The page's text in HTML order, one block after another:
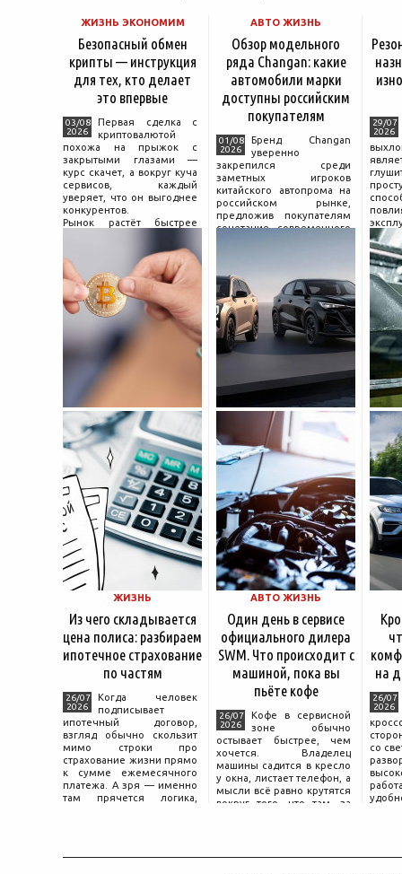
ЖИЗНЬ ЭКОНОМИМ
Безопасный обмен
крипты — инструкция
для тех, кто делает
это впервые
03/08
2026
Первая сделка с
криптовалютой
похожа на прыжок с
закрытыми глазами —
курс скачет, а вокруг куча
сервисов, каждый
уверяет, что он выгоднее
конкурентов.
Рынок растёт быстрее
поведения на нём.
Петербургские
криптообменники,
московские
АВТО ЖИЗНЬ
Обзор модельного
ряда Changan: какие
автомобили марки
доступны российским
покупателям
01/08
2026
Бренд Changan
уверенно
закрепился среди
заметных игроков
китайского автопрома на
российском рынке,
предложив покупателям
сочетание современного
насчитывает несколько
десятилетий
29/07
2026
и
ЖИЗНЬ
Из чего складывается
цена полиса: разбираем
ипотечное страхование
по частям
26/07
2026
Когда человек
подписывает
ипотечный договор,
взгляд обычно скользит
мимо строки про
страхование жизни прямо
к сумме ежемесячного
платежа. А зря — именно
там прячется логика,
АВТО ЖИЗНЬ
Один день в сервисе
официального дилера
SWM. Что происходит с
машиной, пока вы
пьёте кофе
26/07
2026
Кофе в сервисной
зоне обычно
остывает быстрее, чем
хочется. Владелец
машины садится в кресло
у окна, листает телефон, а
мысли всё равно крутятся
вокруг того, что там, за
на
26/07
2026
со